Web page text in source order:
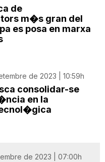
de
m�s gran del
es posa en marxa
de 2023 | 10:59h
consolidar-se
en la
de 2023 | 07:00h